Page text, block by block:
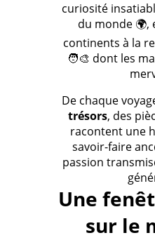
curiosité
du monde 🌍,
continents à la
🧑‍🎨 dont les
De chaque
trésors, des
racontent une
savoir-faire
passion
Une
sur le